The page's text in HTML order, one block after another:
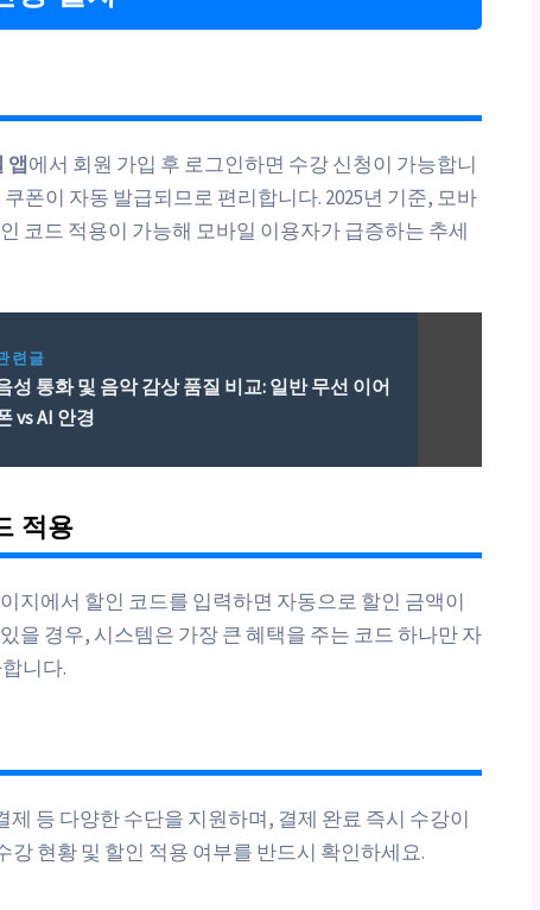
앱에서 회원 가입 후 로그인하면 수강 신청이 가능합니
폰이 자동 발급되므로 편리합니다. 2025년 기준, 모바
코드 적용이 가능해 모바일 이용자가 급증하는 추세
련글
성 통화 및 음악 감상 품질 비교: 일반 무선 이어
vs AI 안경
적용
지에서 할인 코드를 입력하면 자동으로 할인 금액이
을 경우, 시스템은 가장 큰 혜택을 주는 코드 하나만 자
니다.
제 등 다양한 수단을 지원하며, 결제 완료 즉시 수강이
현황 및 할인 적용 여부를 반드시 확인하세요.